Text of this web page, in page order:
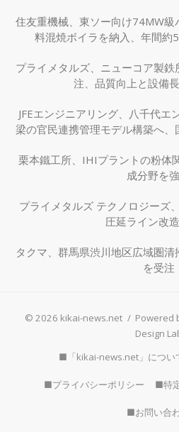
住友重機械、東ソー向け74MW
料混焼ボイラを納入、年間約
プライメタルズ、ニューコア製
注、品質向上と設備
JFEエンジニアリング、八千代エ
梁の官民連携管理モデル構築へ、
栗本鐵工所、IHIプラントの粉体
成分野を
プライメタルズ テクノロジーズ
圧延ライン改
タクマ、群馬県渋川地区広域圏
を受注
© 2026 kikai-news.net / Powered
Design
■「kikai-news.net」につい
■プライバシーポリシー ■特
■お問い合